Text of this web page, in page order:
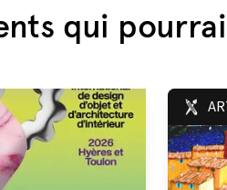
qui